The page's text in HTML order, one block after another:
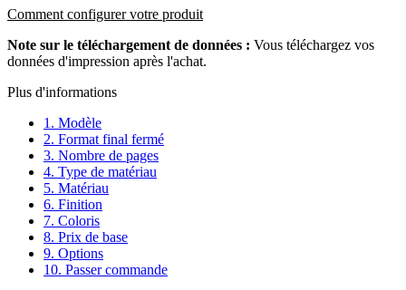
Comment configurer votre produit
Note sur le téléchargement de données : Vous téléchargez vos
données d'impression après l'achat.
Plus d'informations
1. Modèle
2. Format final fermé
3. Nombre de pages
4. Type de matériau
5. Matériau
6. Finition
7. Coloris
8. Prix de base
9. Options
10. Passer commande